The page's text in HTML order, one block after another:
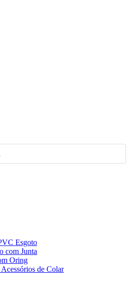
Esgoto
com Junta
Oring
de Colar